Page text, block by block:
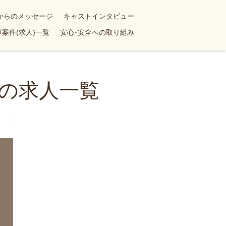
らのメッセージ
キャストインタビュー
案件(求人)一覧 安心･安全への取り組み
求人一覧